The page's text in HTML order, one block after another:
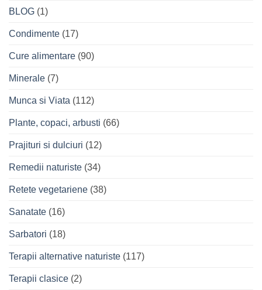
BLOG (1)
Condimente (17)
Cure alimentare (90)
Minerale (7)
Munca si Viata (112)
Plante, copaci, arbusti (66)
Prajituri si dulciuri (12)
Remedii naturiste (34)
Retete vegetariene (38)
Sanatate (16)
Sarbatori (18)
Terapii alternative naturiste (117)
Terapii clasice (2)